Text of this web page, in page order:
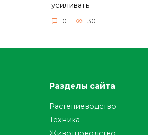
усиливать
0 30
Разделы сайта
Растениеводство
Техника
Животноводство